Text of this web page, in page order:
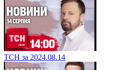
ТСН за 2024.08.14